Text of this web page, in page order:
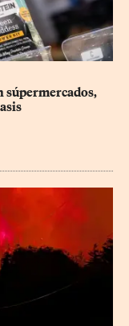
súpermercados,